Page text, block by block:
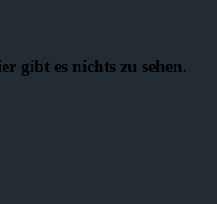
gibt es nichts zu sehen.